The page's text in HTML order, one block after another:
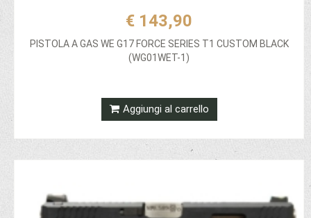
€ 143,90
PISTOLA A GAS WE G17 FORCE SERIES T1 CUSTOM BLACK
(WG01WET-1)
Aggiungi al carrello